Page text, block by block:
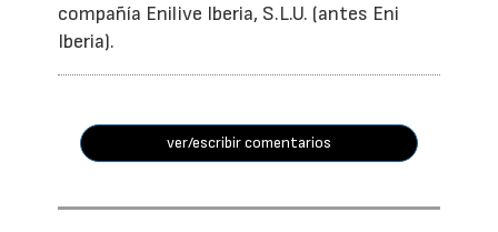
compañía Enilive Iberia, S.L.U. (antes Eni
Iberia).
ver/escribir comentarios